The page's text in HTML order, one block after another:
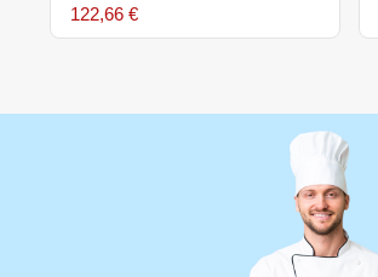
122,66 €